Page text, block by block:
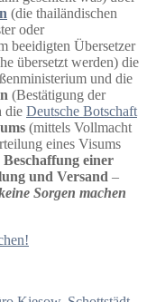
(die thailändischen
oder
beeidigten Übersetzer
übersetzt werden) die
und die
(Bestätigung der
die Deutsche Botschaft
(mittels Vollmacht
eines Visums
Beschaffung einer
und Versand –
Sorgen machen